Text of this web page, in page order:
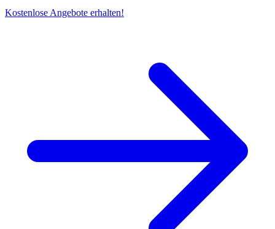
Kostenlose Angebote erhalten!